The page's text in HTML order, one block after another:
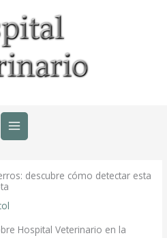
descubre cómo detectar esta
Hospital Veterinario en la